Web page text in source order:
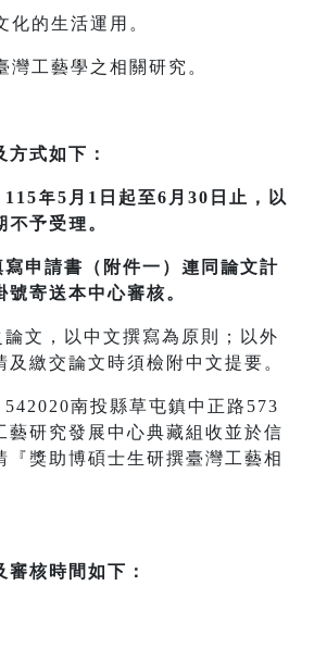
的生活運用。
灣工藝學之相關研究。
方式如下：
115年5月1日起至6月30日止，以
予受理。
寫申請書（附件一）連同論文計
寄送本中心審核。
文，以中文撰寫為原則；以外
及繳交論文時須檢附中文提要。
南投縣草屯鎮中正路573
藝研究發展中心典藏組收並於信
『獎助博碩士生研撰臺灣工藝相
審核時間如下：